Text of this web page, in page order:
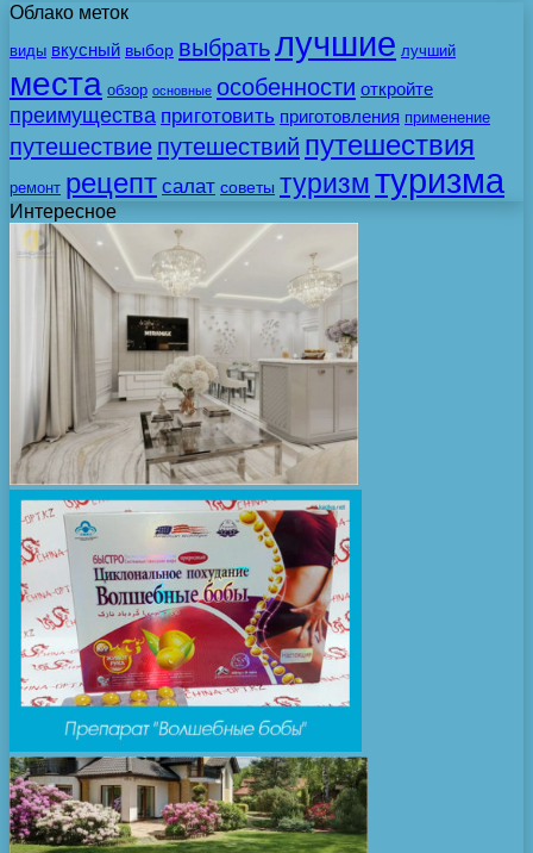
Облако меток
виды вкусный выбор выбрать лучшие лучший
места обзор основные особенности откройте
преимущества приготовить приготовления применение
путешествие путешествий путешествия
ремонт рецепт салат советы туризмтуризма
Интересное